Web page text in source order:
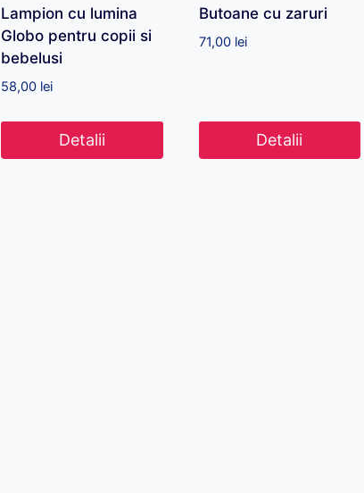
Lampion cu lumina
Globo pentru copii si
bebelusi
58,00 lei
Detalii
Butoane cu zaruri
71,00 lei
Detalii